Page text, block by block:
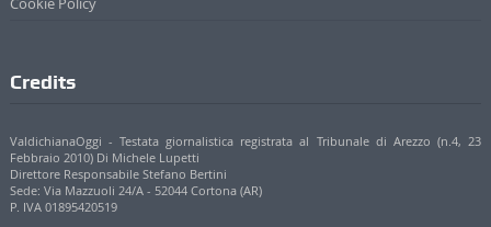
Credits
ValdichianaOggi - Testata giornalistica registrata al Tribunale di Arezzo (n.4, 23
Febbraio 2010) Di Michele Lupetti
Direttore Responsabile Stefano Bertini
Sede: Via Mazzuoli 24/A - 52044 Cortona (AR)
P. IVA 01895420519